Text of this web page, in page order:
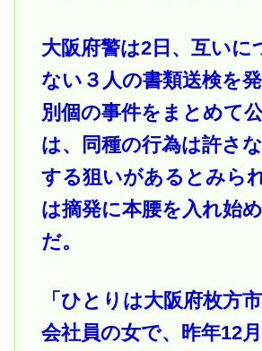
大阪府警は2日、互いに
ない３人の書類送検を発
別個の事件をまとめて
は、同種の行為は許さ
する狙いがあるとみら
は摘発に本腰を入れ始
だ。
「ひとりは大阪府枚方
会社員の女で、昨年12